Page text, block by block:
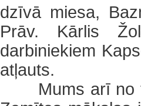
dzīvā miesa,
Prāv. Kārlis
darbiniekiem
atļauts.
Mums arī no